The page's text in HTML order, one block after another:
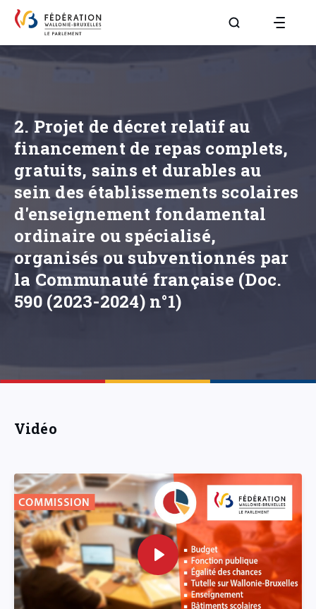
Aller à la page
2. Projet de décret relatif au
financement de repas complets,
gratuits, sains et durables au
sein des établissements scolaires
d'enseignement fondamental
ordinaire ou spécialisé,
organisés ou subventionnés par
la Communauté française (Doc.
590 (2023-2024) n°1)
Vidéo